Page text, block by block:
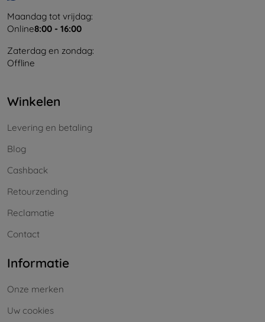
Maandag tot vrijdag:
Online8:00 - 16:00
Zaterdag en zondag:
Offline
Winkelen
Levering en betaling
Blog
Cashback
Retourzending
Reclamatie
Contact
Informatie
Onze merken
Uw cookies